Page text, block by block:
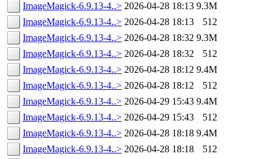
ImageMagick-6.9.13-4..> 2026-04-28 18:13 9.3M
ImageMagick-6.9.13-4..> 2026-04-28 18:13
512
ImageMagick-6.9.13-4..> 2026-04-28 18:32 9.3M
ImageMagick-6.9.13-4..> 2026-04-28 18:32
512
ImageMagick-6.9.13-4..> 2026-04-28 18:12 9.4M
ImageMagick-6.9.13-4..> 2026-04-28 18:12
512
ImageMagick-6.9.13-4..> 2026-04-29 15:43 9.4M
ImageMagick-6.9.13-4..> 2026-04-29 15:43
512
ImageMagick-6.9.13-4..> 2026-04-28 18:18 9.4M
ImageMagick-6.9.13-4..> 2026-04-28 18:18
512